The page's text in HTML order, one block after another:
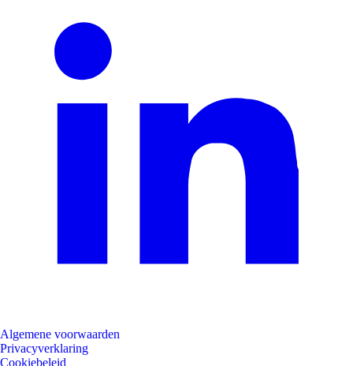
Algemene voorwaarden
Privacyverklaring
Cookiebeleid